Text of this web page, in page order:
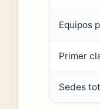
Equipos
Primer
Sedes